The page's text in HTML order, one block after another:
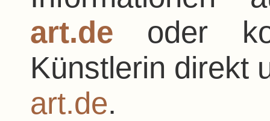
art.de oder
Künstlerin direkt
art.de.